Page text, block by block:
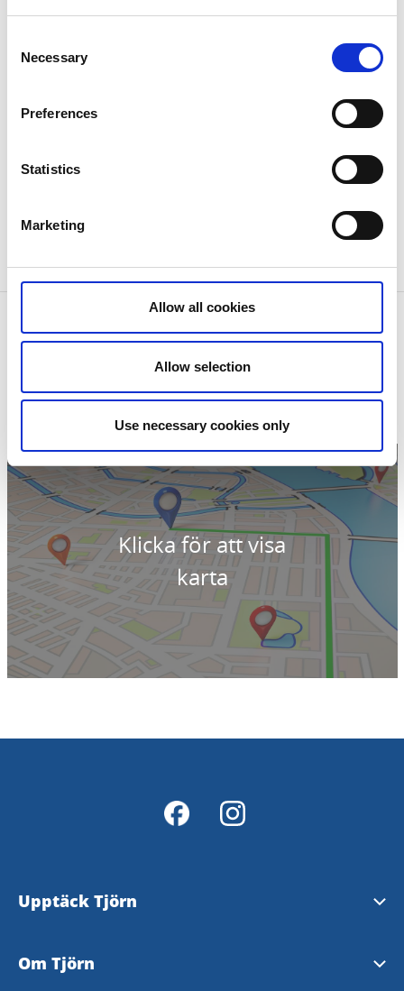
Selection
Necessary
Preferences
Statistics
Marketing
Allow all cookies
Allow selection
Use necessary cookies only
en kort presentation om sillens historia. I den
intilliggande livsmedelsaffären kan man även köpa
inlagd sill och andra produkter från Klädesholmen
Seafood.
genomföras på engelska.
Susanne@lonnstig.se
Museet drivs av ideella krafter.
Klädesholmens Museum
Telefon:0708200110
sillebua@gmail.com
Till hemsida
Klicka för att visa
karta
Upptäck Tjörn
Se och göra
Om Tjörn